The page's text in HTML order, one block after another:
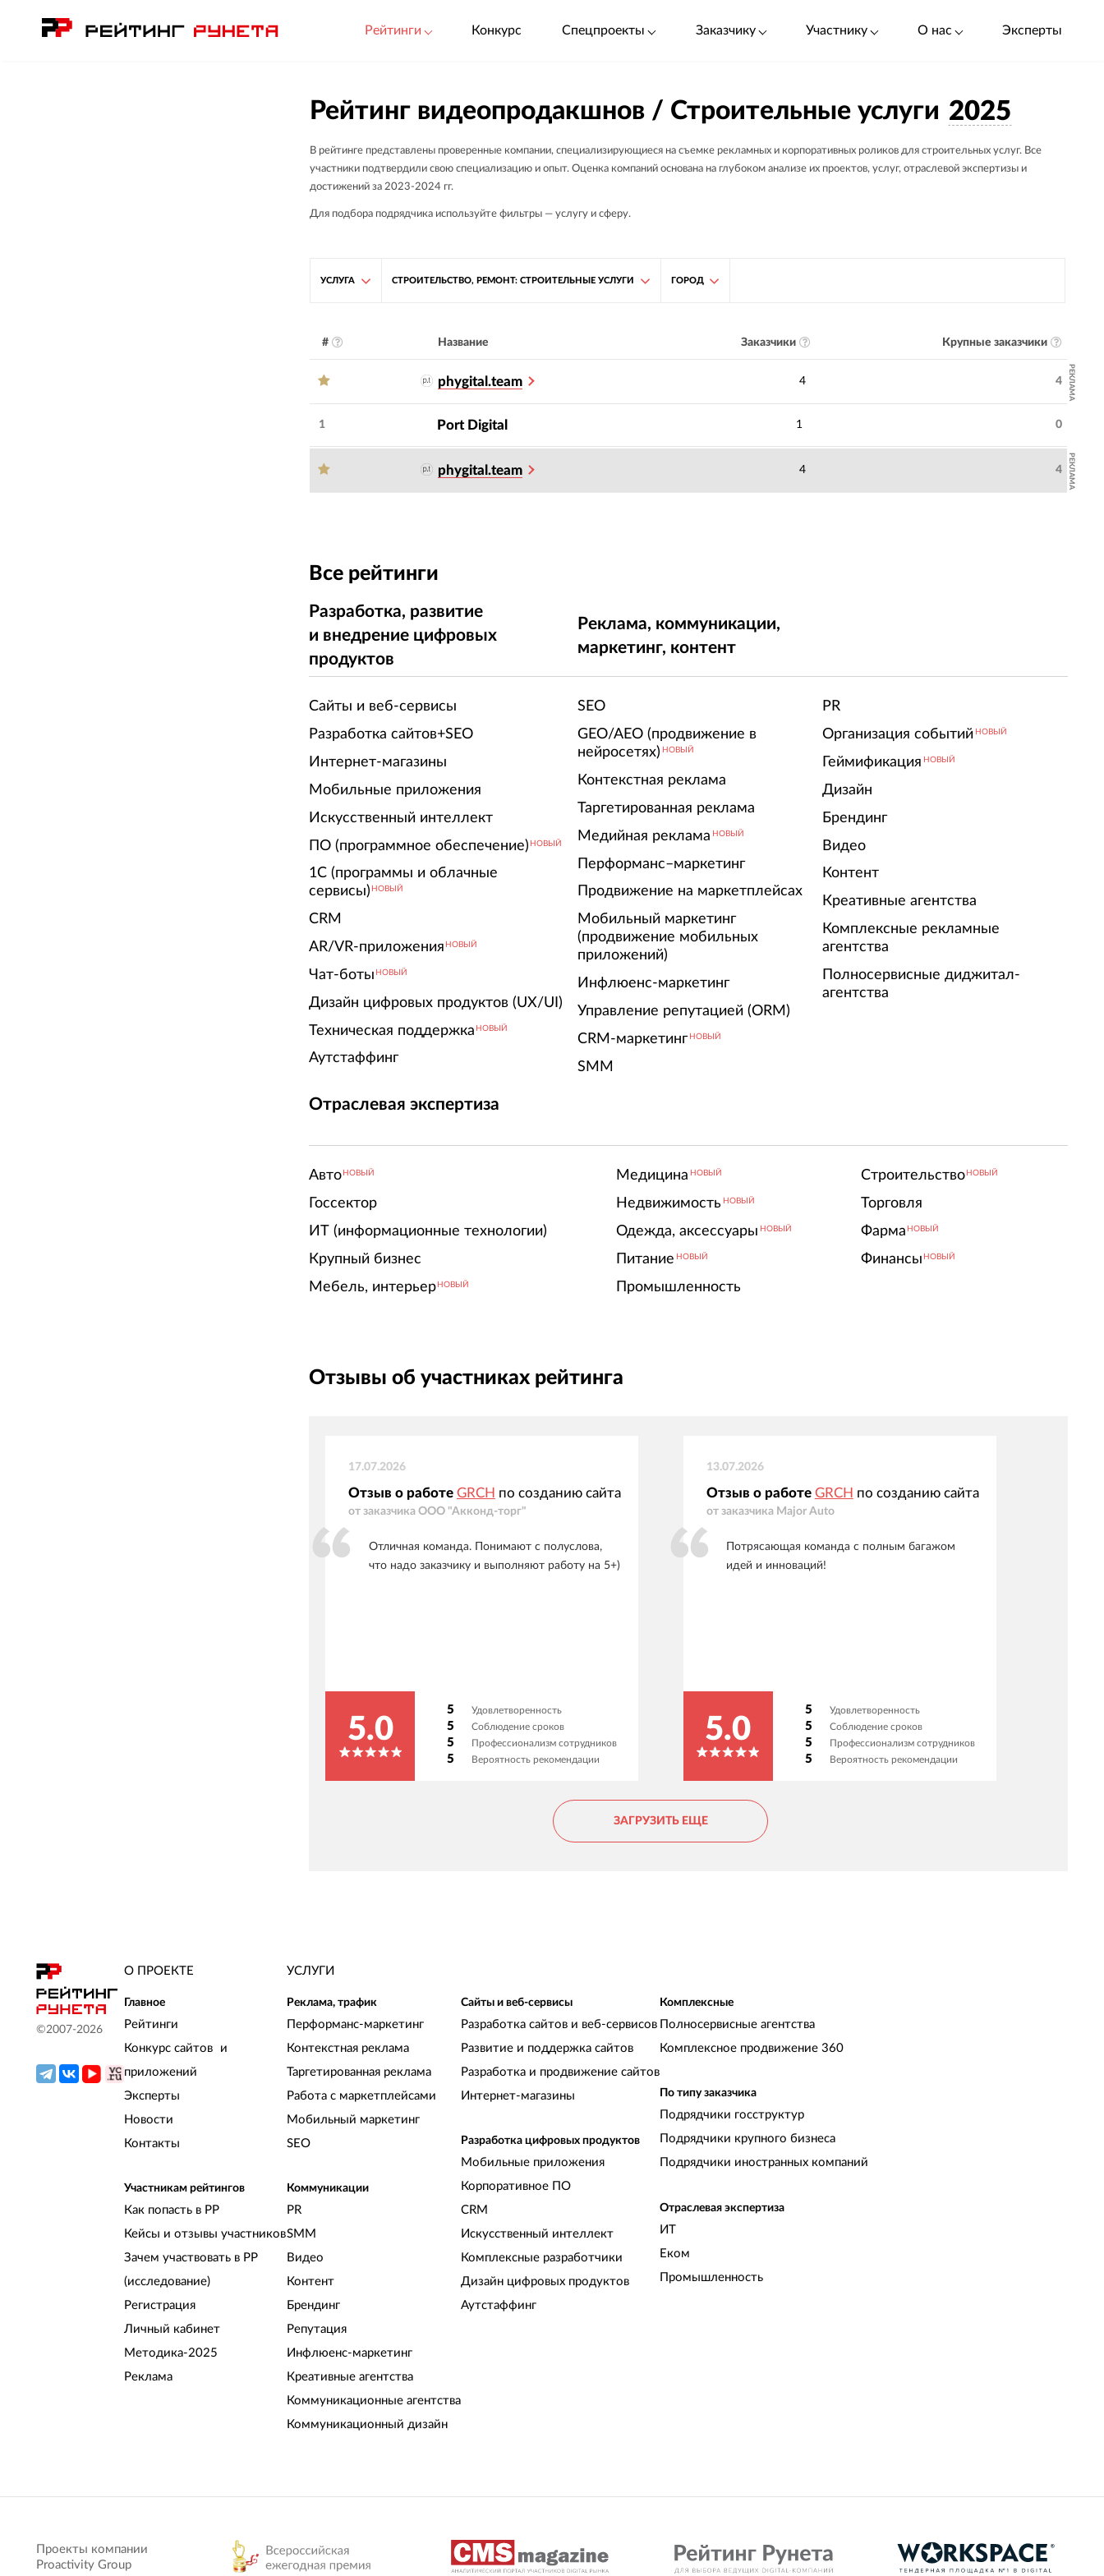
Рейтинги Конкурс Спецпроекты Заказчику Участнику О нас Эксперты
Рейтинг видеопродакшнов / Строительные услуги 2025
В рейтинге представлены проверенные компании, специализирующиеся на съемке рекламных и корпоративных роликов для строительных услуг. Все
участники подтвердили свою специализацию и опыт. Оценка компаний основана на глубоком анализе их проектов, услуг, отраслевой экспертизы и
достижений за 2023-2024 гг.
Для подбора подрядчика используйте фильтры — услугу и сферу.
УСЛУГА СТРОИТЕЛЬСТВО, РЕМОНТ: СТРОИТЕЛЬНЫЕ УСЛУГИ ГОРОД
# Название Заказчики Крупные заказчики
phygital.team 4 4 РЕКЛАМА
1 Port Digital 1 0
phygital.team 4 4 РЕКЛАМА
Все рейтинги
Разработка, развитие
и внедрение цифровых
продуктов
Сайты и веб-сервисы
Разработка сайтов+SEO
Интернет-магазины
Мобильные приложения
Искусственный интеллект
ПО (программное обеспечение) НОВЫЙ
1С (программы и облачные
сервисы) НОВЫЙ
CRM
AR/VR-приложения НОВЫЙ
Чат-боты НОВЫЙ
Дизайн цифровых продуктов (UX/UI)
Техническая поддержка НОВЫЙ
Аутстаффинг
Реклама, коммуникации,
маркетинг, контент
SEO
GEO/AEO (продвижение в
нейросетях) НОВЫЙ
Контекстная реклама
Таргетированная реклама
Медийная реклама НОВЫЙ
Перформанс–маркетинг
Продвижение на маркетплейсах
Мобильный маркетинг
(продвижение мобильных
приложений)
Инфлюенс-маркетинг
Управление репутацией (ORM)
CRM-маркетинг НОВЫЙ
SMM
PR
Организация событий НОВЫЙ
Геймификация НОВЫЙ
Дизайн
Брендинг
Видео
Контент
Креативные агентства
Комплексные рекламные
агентства
Полносервисные диджитал-
агентства
Отраслевая экспертиза
Авто НОВЫЙ
Госсектор
ИТ (информационные технологии)
Крупный бизнес
Мебель, интерьер НОВЫЙ
Медицина НОВЫЙ
Недвижимость НОВЫЙ
Одежда, аксессуары НОВЫЙ
Питание НОВЫЙ
Промышленность
Строительство НОВЫЙ
Торговля
Фарма НОВЫЙ
Финансы НОВЫЙ
Отзывы об участниках рейтинга
17.07.2026
Отзыв о работе GRCH по созданию сайта
от заказчика ООО "Акконд-торг"
Отличная команда. Понимают с полуслова,
что надо заказчику и выполняют работу на 5+)
5.0
5 Удовлетворенность
5 Соблюдение сроков
5 Профессионализм сотрудников
5 Вероятность рекомендации
13.07.2026
Отзыв о работе GRCH по созданию сайта
от заказчика Major Auto
Потрясающая команда с полным багажом
идей и инноваций!
5.0
5 Удовлетворенность
5 Соблюдение сроков
5 Профессионализм сотрудников
5 Вероятность рекомендации
ЗАГРУЗИТЬ ЕЩЕ
©2007-2026
О ПРОЕКТЕ
Главное
Рейтинги
Конкурс сайтов и
приложений
Эксперты
Новости
Контакты
Участникам рейтингов
Как попасть в РР
Кейсы и отзывы участников
Зачем участвовать в РР
(исследование)
Регистрация
Личный кабинет
Методика-2025
Реклама
УСЛУГИ
Реклама, трафик
Перформанс-маркетинг
Контекстная реклама
Таргетированная реклама
Работа с маркетплейсами
Мобильный маркетинг
SEO
Коммуникации
PR
SMM
Видео
Контент
Брендинг
Репутация
Инфлюенс-маркетинг
Креативные агентства
Коммуникационные агентства
Коммуникационный дизайн
Сайты и веб-сервисы
Разработка сайтов и веб-сервисов
Развитие и поддержка сайтов
Разработка и продвижение сайтов
Интернет-магазины
Разработка цифровых продуктов
Мобильные приложения
Корпоративное ПО
CRM
Искусственный интеллект
Комплексные разработчики
Дизайн цифровых продуктов
Аутстаффинг
Комплексные
Полносервисные агентства
Комплексное продвижение 360
По типу заказчика
Подрядчики госструктур
Подрядчики крупного бизнеса
Подрядчики иностранных компаний
Отраслевая экспертиза
ИТ
Еком
Промышленность
Проекты компании
Proactivity Group